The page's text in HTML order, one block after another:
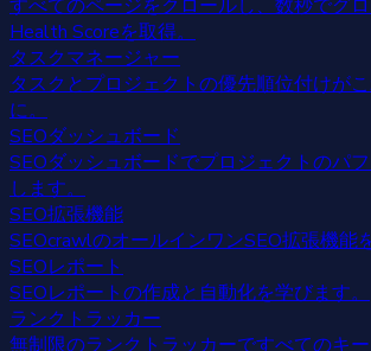
すべてのページをクロールし、数秒でグ
Health Scoreを取得。
タスクマネージャー
タスクとプロジェクトの優先順位付けが
に。
SEOダッシュボード
SEOダッシュボードでプロジェクトのパ
します。
SEO拡張機能
SEOcrawlのオールインワンSEO拡張機能
SEOレポート
SEOレポートの作成と自動化を学びます。
ランクトラッカー
無制限のランクトラッカーですべてのキ